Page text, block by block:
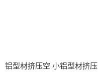
铝型材挤压空 小铝型材挤压